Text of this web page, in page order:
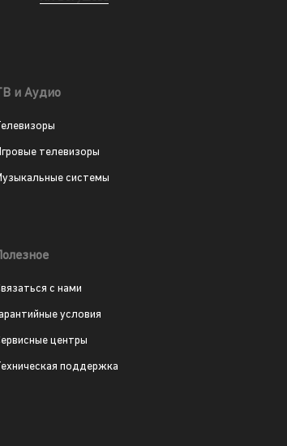
и Аудио
телевизоры
системы
с нами
условия
центры
поддержка